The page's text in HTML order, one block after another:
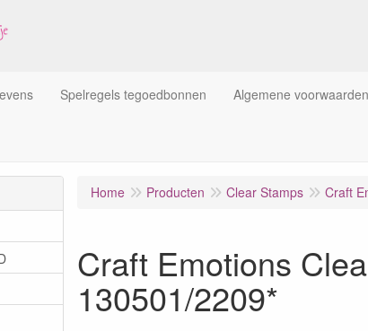
Spelregels tegoedbonnen Algemene voorwaarden
Home Producten Clear Stamps Craft
Craft Emotions
130501/2209*